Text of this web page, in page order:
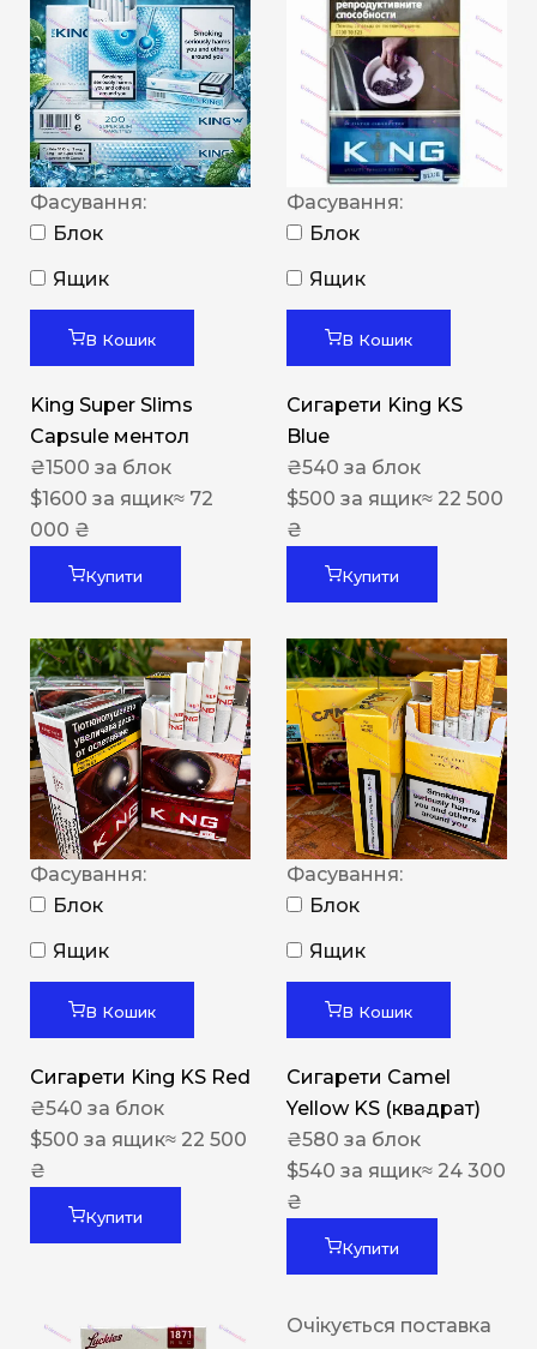
Фасування:
Блок
Ящик
В Кошик
King Super Slims
Capsule ментол
₴1500 за блок
$1600 за ящик≈ 72
000 ₴
Купити
Фасування:
Блок
Ящик
В Кошик
Сигарети King KS
Blue
₴540 за блок
$500 за ящик≈ 22 500
₴
Купити
Фасування:
Блок
Ящик
В Кошик
Сигарети King KS Red
₴540 за блок
$500 за ящик≈ 22 500
₴
Купити
Фасування:
Блок
Ящик
В Кошик
Сигарети Camel
Yellow KS (квадрат)
₴580 за блок
$540 за ящик≈ 24 300
₴
Купити
Очікується поставка